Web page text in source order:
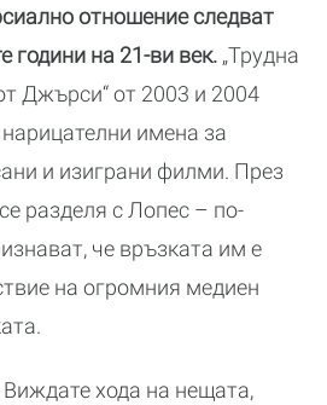
отношение следват
години на 21-ви век. „Трудна
Джърси“ от 2003 и 2004
имена за
и изиграни филми. През
разделя с Лопес – по-
че връзката им е
на огромния медиен
Виждате хода на нещата,